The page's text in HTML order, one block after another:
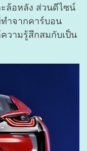
ล้อหลัง ส่วนดีไซน์
ำจากคาร์บอน
วามรู้สึกสมกับเป็น